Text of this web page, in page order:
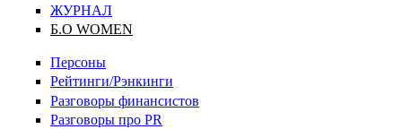
ЖУРНАЛ
Б.О WOMEN
Персоны
Рейтинги/Рэнкинги
Разговоры финансистов
Разговоры про PR